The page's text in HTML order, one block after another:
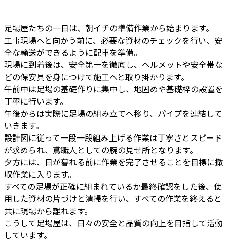
足場屋たちの一日は、朝イチの準備作業から始まります。
工事現場へと向かう前に、必要な資材のチェックを行い、安
全な輸送ができるように配車を準備。
現場に到着後は、安全第一を徹底し、ヘルメットや安全帯な
どの保安具を身につけて施工へと取り掛かります。
午前中は足場の基礎作りに集中し、地固めや基礎枠の設置を
丁寧に行います。
午後からは実際に足場の組み立てへ移り、パイプを連結して
いきます。
設計図に従って一段一段組み上げる作業は丁寧さとスピード
が求められ、鳶職人としての腕の見せ所となります。
夕方には、日が暮れる前に作業を完了させることを目標に撤
収作業に入ります。
すべての足場が正確に組まれているか最終確認をした後、使
用した資材の片づけと清掃を行い、すべての作業を終えると
共に現場から離れます。
こうして足場屋は、日々の安全と品質の向上を目指して活動
しています。